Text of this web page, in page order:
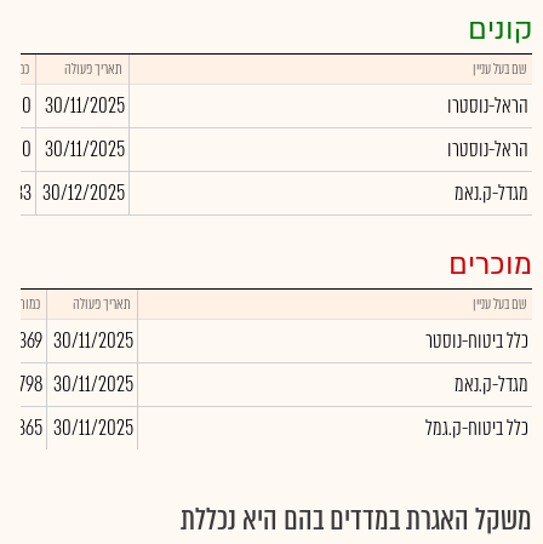
קונים
שם בעל עניין תאריך פעולה כמות
הראל-נוסטרו 30/11/2025
0
הראל-נוסטרו
30/11/2025
0
מגדל-ק.נאמ
30/12/2025
מוכרים
שם בעל עניין תאריך פעולה כמות
כלל ביטוח-נוסטר 30/11/2025
מגדל-ק.נאמ
30/11/2025
כלל ביטוח-ק.גמל
30/11/2025
משקל האגרת במדדים בהם היא נכללת